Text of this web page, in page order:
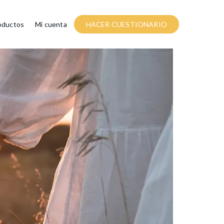
Mi cuenta HACER CUESTIONARIO